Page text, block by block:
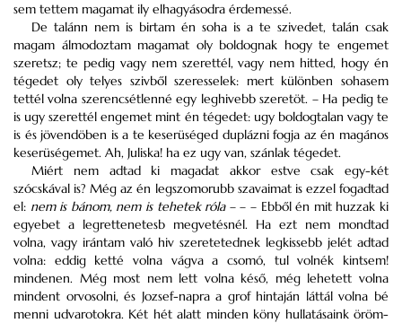
sem tettem magamat ily elhagyásodra érdemessé.
De talánn nem is birtam én soha is a te szivedet, talán csak
magam álmodoztam magamat oly boldognak hogy te engemet
szeretsz; te pedig vagy nem szerettél, vagy nem hitted, hogy én
tégedet oly telyes szivből szeresselek: mert különben sohasem
tettél volna szerencsétlenné egy leghivebb szeretöt. – Ha pedig te
is ugy szerettél engemet mint én tégedet: ugy boldogtalan vagy te
is és jövendöben is a te keserüséged duplázni fogja az én magános
keserüségemet. Ah, Juliska! ha ez ugy van, szánlak tégedet.
Miért nem adtad ki magadat akkor estve csak egy-két
szócskával is? Még az én legszomorubb szavaimat is ezzel fogadtad
el: nem is bánom, nem is tehetek róla – – – Ebből én mit huzzak ki
egyebet a legrettenetesb megvetésnél. Ha ezt nem mondtad
volna, vagy irántam való hiv szeretetednek legkissebb jelét adtad
volna: eddig ketté volna vágva a csomó, tul volnék kintsem!
mindenen. Még most nem lett volna késő, még lehetett volna
mindent orvosolni, és Jozsef-napra a grof hintaján láttál volna bé
menni udvarotokra. Két hét alatt minden köny hullatásaink öröm-